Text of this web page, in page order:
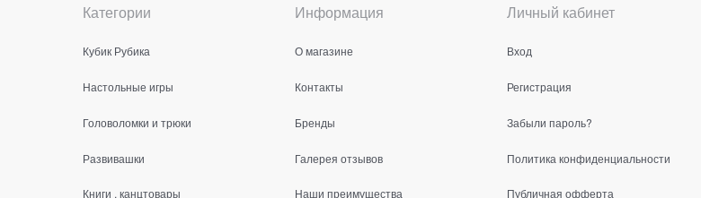
Категории
Кубик Рубика
Настольные игры
Головоломки и трюки
Развивашки
Книги , канцтовары
Информация
О магазине
Контакты
Бренды
Галерея отзывов
Наши преимущества
Личный кабинет
Вход
Регистрация
Забыли пароль?
Политика конфиденциальности
Публичная офферта